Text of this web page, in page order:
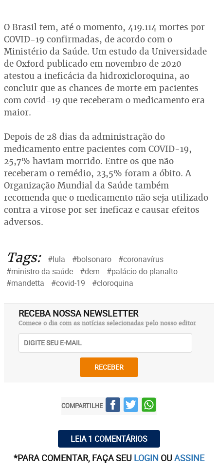
O Brasil tem, até o momento, 419.114 mortes por
COVID-19 confirmadas, de acordo com o
Ministério da Saúde. Um estudo da Universidade
de Oxford publicado em novembro de 2020
atestou a ineficácia da hidroxicloroquina, ao
concluir que as chances de morte em pacientes
com covid-19 que receberam o medicamento era
maior.
Depois de 28 dias da administração do
medicamento entre pacientes com COVID-19,
25,7% haviam morrido. Entre os que não
receberam o remédio, 23,5% foram a óbito. A
Organização Mundial da Saúde também
recomenda que o medicamento não seja utilizado
contra a virose por ser ineficaz e causar efeitos
adversos.
Tags: #lula #bolsonaro
#coronavírus
#ministro da saúde
#dem
#palácio do planalto
#mandetta
#covid-19 #cloroquina
RECEBA NOSSA NEWSLETTER
Comece o dia com as notícias selecionadas pelo nosso editor
RECEBER
COMPARTILHE
LEIA 1 COMENTÁRIOS
*PARA COMENTAR, FAÇA SEU LOGIN OUASSINE